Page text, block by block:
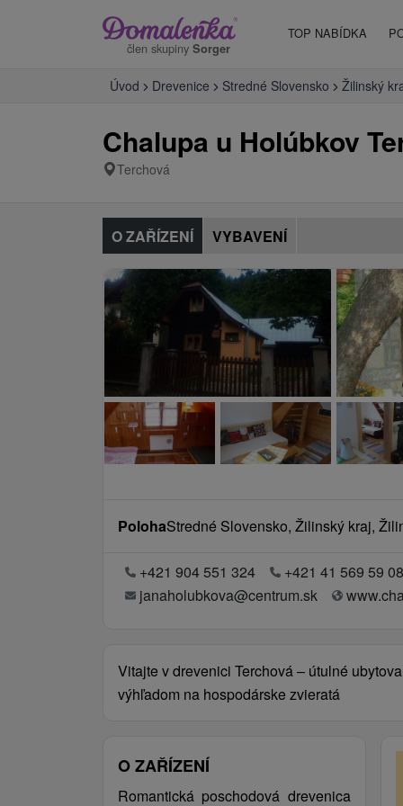
člen skupiny Sorger
TOP NABÍDKA
Úvod Drevenice Stredné Slovensko Žilinský
Chalupa u Holúbkov
Terchová
O ZAŘÍZENÍ VYBAVENÍ
PolohaStredné Slovensko, Žilinský kraj,
+421 904 551 324
+421 41 569 59 08
janaholubkova@centrum.sk
Vitajte v drevenici Terchová – útulné
výhľadom na hospodárske zvieratá
O ZAŘÍZENÍ
Romantická poschodová drevenica